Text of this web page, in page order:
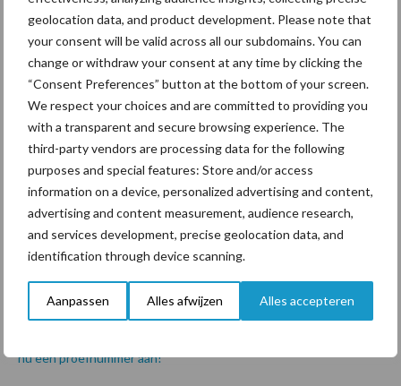
geolocation data, and product development. Please note that
your consent will be valid across all our subdomains. You can
change or withdraw your consent at any time by clicking the
“Consent Preferences” button at the bottom of your screen.
We respect your choices and are committed to providing you
with a transparent and secure browsing experience. The
third-party vendors are processing data for the following
purposes and special features: Store and/or access
information on a device, personalized advertising and content,
advertising and content measurement, audience research,
and services development, precise geolocation data, and
identification through device scanning.
Aanpassen Alles afwijzen Alles accepteren
tevreden over de Väderstad, maar uiteindelijk maakt de beste
afstelling het verschil”, vertelt Simon van Eijck, “De taakkaarten
zijn in Duitsland gemaakt op basis van historische data, biomassa,
hoogtekaarten en grondslag. Daarop wordt bepaald om de
dichtheid omhoog of omlaag bij te stellen. Op een droge kop
bijvoorbeeld, dan ga je niet veel planten omdat je dan extra
verdamping krijgt. In principe kunnen we dergelijke taakkaarten
ook zelf maken, maar dat hangt ook af van het gewas. Hoe
moeten zijn. Als de verschillen groot zijn, dan sluit ik niet uit dat
we op de langere termijn ook voor mais zelf de kaarten gaan
Dit artikel stond eerder in het vakblad De Loonwerker. Het hele
nu een proefnummer aan!